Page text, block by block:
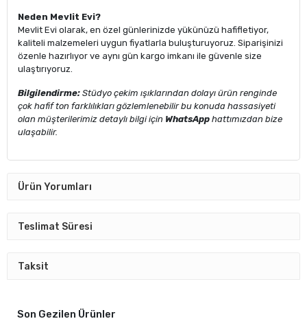
Neden Mevlit Evi?
Mevlit Evi olarak, en özel günlerinizde yükünüzü hafifletiyor,
kaliteli malzemeleri uygun fiyatlarla buluşturuyoruz. Siparişinizi
özenle hazırlıyor ve aynı gün kargo imkanı ile güvenle size
ulaştırıyoruz.
Bilgilendirme: Stüdyo çekim ışıklarından dolayı ürün renginde
çok hafif ton farklılıkları gözlemlenebilir bu konuda hassasiyeti
olan müşterilerimiz detaylı bilgi için WhatsApp hattımızdan bize
ulaşabilir.
Ürün Yorumları
Teslimat Süresi
Taksit
Son Gezilen Ürünler